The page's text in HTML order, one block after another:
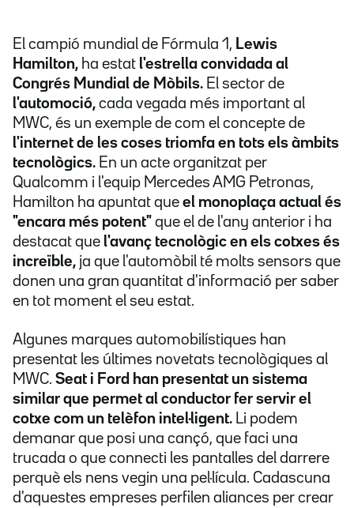
El campió mundial de Fórmula 1, Lewis
Hamilton, ha estat l'estrella convidada al
Congrés Mundial de Mòbils. El sector de
l'automoció, cada vegada més important al
MWC, és un exemple de com el concepte de
l'internet de les coses triomfa en tots els àmbits
tecnològics. En un acte organitzat per
Qualcomm i l'equip Mercedes AMG Petronas,
Hamilton ha apuntat que el monoplaça actual és
"encara més potent" que el de l'any anterior i ha
destacat que l'avanç tecnològic en els cotxes és
increïble, ja que l'automòbil té molts sensors que
donen una gran quantitat d'informació per saber
en tot moment el seu estat.
Algunes marques automobilístiques han
presentat les últimes novetats tecnològiques al
MWC. Seat i Ford han presentat un sistema
similar que permet al conductor fer servir el
cotxe com un telèfon intel·ligent. Li podem
demanar que posi una cançó, que faci una
trucada o que connecti les pantalles del darrere
perquè els nens vegin una pel·lícula. Cadascuna
d'aquestes empreses perfilen aliances per crear